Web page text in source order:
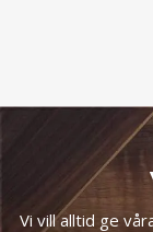
Vi vill alltid ge